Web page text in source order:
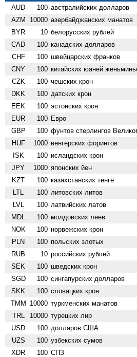
AUD
100 австралийских долларов
AZM 10000 азербайджанских манатов
BYR 10 белорусских рублей
CAD 100 канадских долларов
CHF 100 швейцарских франков
CNY 100 китайских юаней
CZK 100 чешских крон
DKK 100 датских крон
EEK 100 эстонских крон
EUR 100 Евро
GBP 100 фунтов стерлингов
HUF 1000 венгерских форинтов
ISK 100 исландских крон
JPY 1000 японских йен
KZT 100 казахстанских тенге
LTL 100 литовских литов
LVL 100 латвийских латов
MDL 100 молдовских леев
NOK 100 норвежских крон
PLN 100 польских злотых
RUB 10 российских рублей
SEK 100 шведских крон
SGD 100 сингапурских долларов
SKK 100 словацких крон
TMM 10000 туркменских манатов
TRL 10000 турецких лир
USD 100 долларов США
UZS 100 узбекских сумов
XDR 100 СПЗ